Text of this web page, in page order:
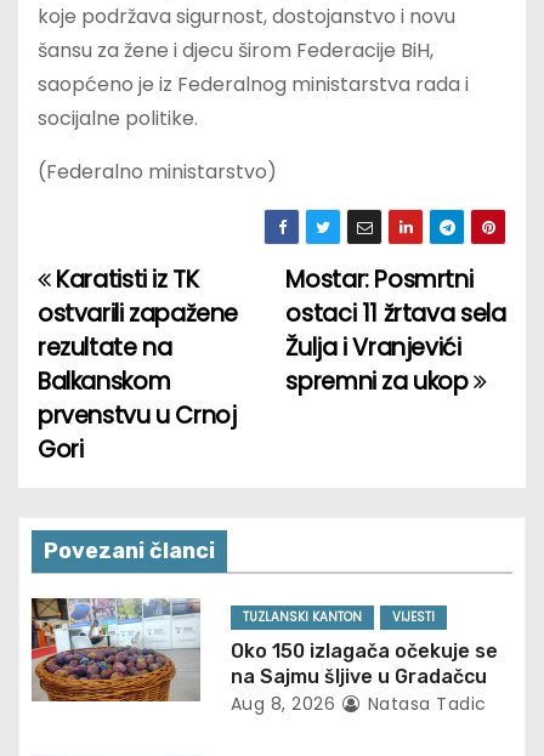
koje podržava sigurnost, dostojanstvo i novu
šansu za žene i djecu širom Federacije BiH,
saopćeno je iz Federalnog ministarstva rada i
socijalne politike.
(Federalno ministarstvo)
P
o
s
t
a
v
i
g
Mostar: Posmrtni
ostaci 11 žrtava sela
Žulja i Vranjevići
spremni za ukop
Karatisti iz TK
ostvarili zapažene
rezultate na
Balkanskom
prvenstvu u Crnoj
Gori
Povezani članci
TUZLANSKI KANTON VIJESTI
Oko 150 izlagača očekuje se
na Sajmu šljive u Gradačcu
Aug 8, 2026 Natasa Tadic